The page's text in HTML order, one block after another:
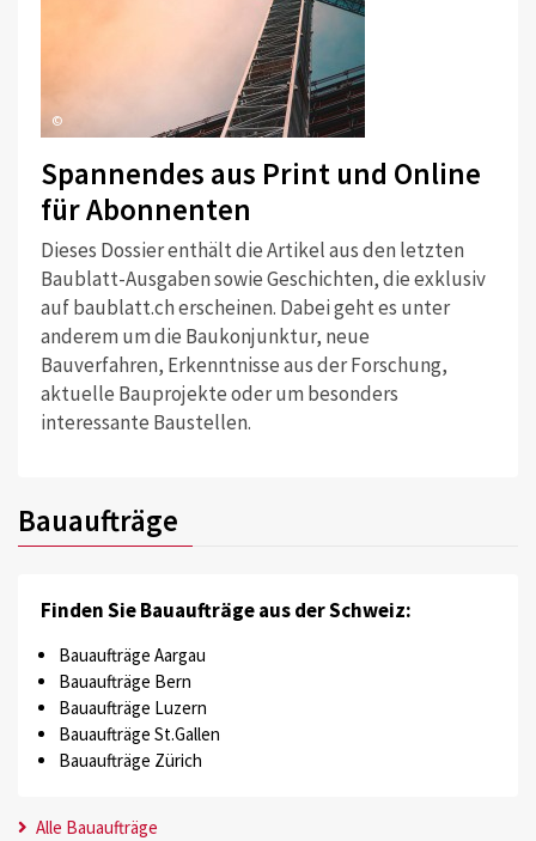
©
Spannendes aus Print und Online
für Abonnenten
Dieses Dossier enthält die Artikel aus den letzten
Baublatt-Ausgaben sowie Geschichten, die exklusiv
auf baublatt.ch erscheinen. Dabei geht es unter
anderem um die Baukonjunktur, neue
Bauverfahren, Erkenntnisse aus der Forschung,
aktuelle Bauprojekte oder um besonders
interessante Baustellen.
Bauaufträge
Finden Sie Bauaufträge aus der Schweiz:
Bauaufträge Aargau
Bauaufträge Bern
Bauaufträge Luzern
Bauaufträge St.Gallen
Bauaufträge Zürich
Alle Bauaufträge